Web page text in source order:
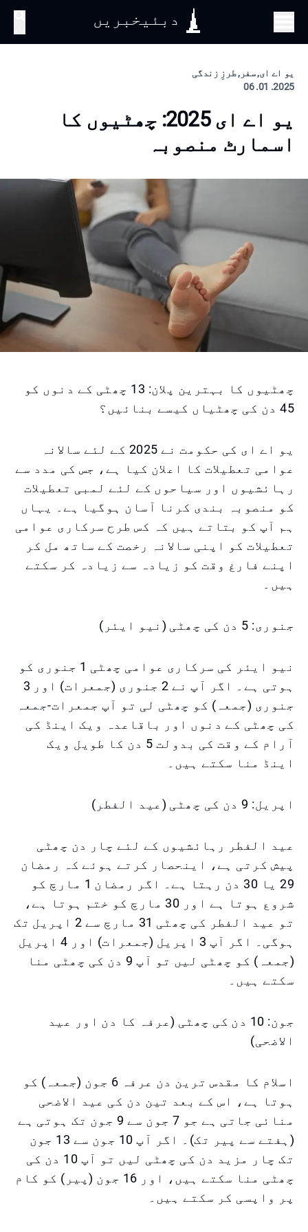
دبئیخبریں
یو اے ای, سفر, طرزِ زندگی
2025. 01. 06
یو اے ای 2025: چھٹیوں کا
اسمارٹ منصوبہ
چھٹیوں کا بہترین پلان: 13 چھٹی کے دنوں کو
45 دن کی چھٹیاں کیسے بنائیں؟
یو اے ای کی حکومت نے 2025 کے لئے سالانہ
عوامی تعطیلات کا اعلان کیا ہے، جس کی مدد سے
رہائشیوں اور سیاحوں کے لئے لمبی تعطیلات
کو منصوبہ بندی کرنا آسان ہوگیا ہے۔ یہاں
ہم آپ کو بتاتے ہیں کہ کس طرح سرکاری عوامی
تعطیلات کو اپنی سالانہ رخصت کے ساتھ مل کر
اپنے فارغ وقت کو زیادہ سے زیادہ کر سکتے
ہیں۔
جنوری: 5 دن کی چھٹی (نیو ایئر)
نیو ایئر کی سرکاری عوامی چھٹی 1 جنوری کو
ہوتی ہے۔ اگر آپ نے 2 جنوری (جمعرات) اور 3
جنوری (جمعہ) کو چھٹی لی تو آپ جمعرات-جمعہ
کی چھٹی کے دنوں اور باقاعدہ ویک اینڈ کی
آرام کے وقت کی بدولت 5 دن کا طویل ویک
اینڈ منا سکتے ہیں۔
اپریل: 9 دن کی چھٹی (عید الفطر)
عید الفطر رہائشیوں کے لئے چار دن چھٹی
پیش کرتی ہے، اینحصار کرتے ہوئے کہ رمضان
29 یا 30 دن رہتا ہے۔ اگر رمضان 1 مارچ کو
شروع ہوتا ہے اور 30 مارچ کو ختم ہوتا ہے،
تو عید الفطر کی چھٹی 31 مارچ سے 2 اپریل تک
ہوگی۔ اگر آپ 3 اپریل (جمعرات) اور 4 اپریل
(جمعہ) کو چھٹی لیں تو آپ 9 دن کی چھٹی منا
سکتے ہیں۔
جون: 10 دن کی چھٹی (عرفہ کا دن اور عید
الاضحی)
اسلام کا مقدس ترین دن عرفہ 6 جون (جمعہ) کو
ہوتا ہے، اس کے بعد تین دن کی عید الاضحی
منائی جاتی ہے جو 7 جون سے 9 جون تک ہوتی ہے
(ہفتے سے پیر تک)۔ اگر آپ 10 جون سے 13 جون
تک چار مزید دن کی چھٹی لیں تو آپ 10 دن کی
چھٹی منا سکتے ہیں، اور 16 جون (پیر) کو کام
پر واپسی کر سکتے ہیں۔